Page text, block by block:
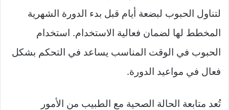
لتناول الحبوب لبضعة أيام قبل بدء الدورة الشهرية
المخطط لها لضمان فعالية الاستخدام. استخدام
الحبوب في الوقت المناسب يساعد في التحكم بشكل
فعال في مواعيد الدورة.
تُعد متابعة الحالة الصحية مع الطبيب من الأمور